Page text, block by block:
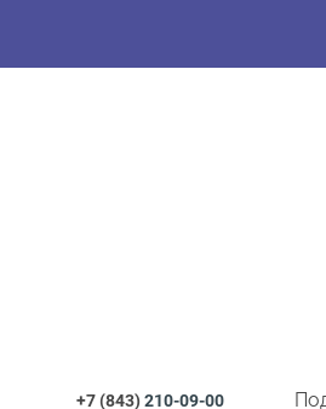
+7 (843)210-09-00